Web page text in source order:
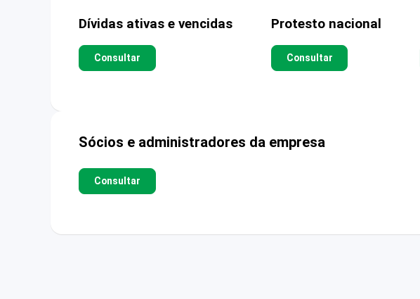
Dívidas ativas e vencidas
Consultar
Protesto nacional
Consultar
Sócios e administradores da empresa
Consultar